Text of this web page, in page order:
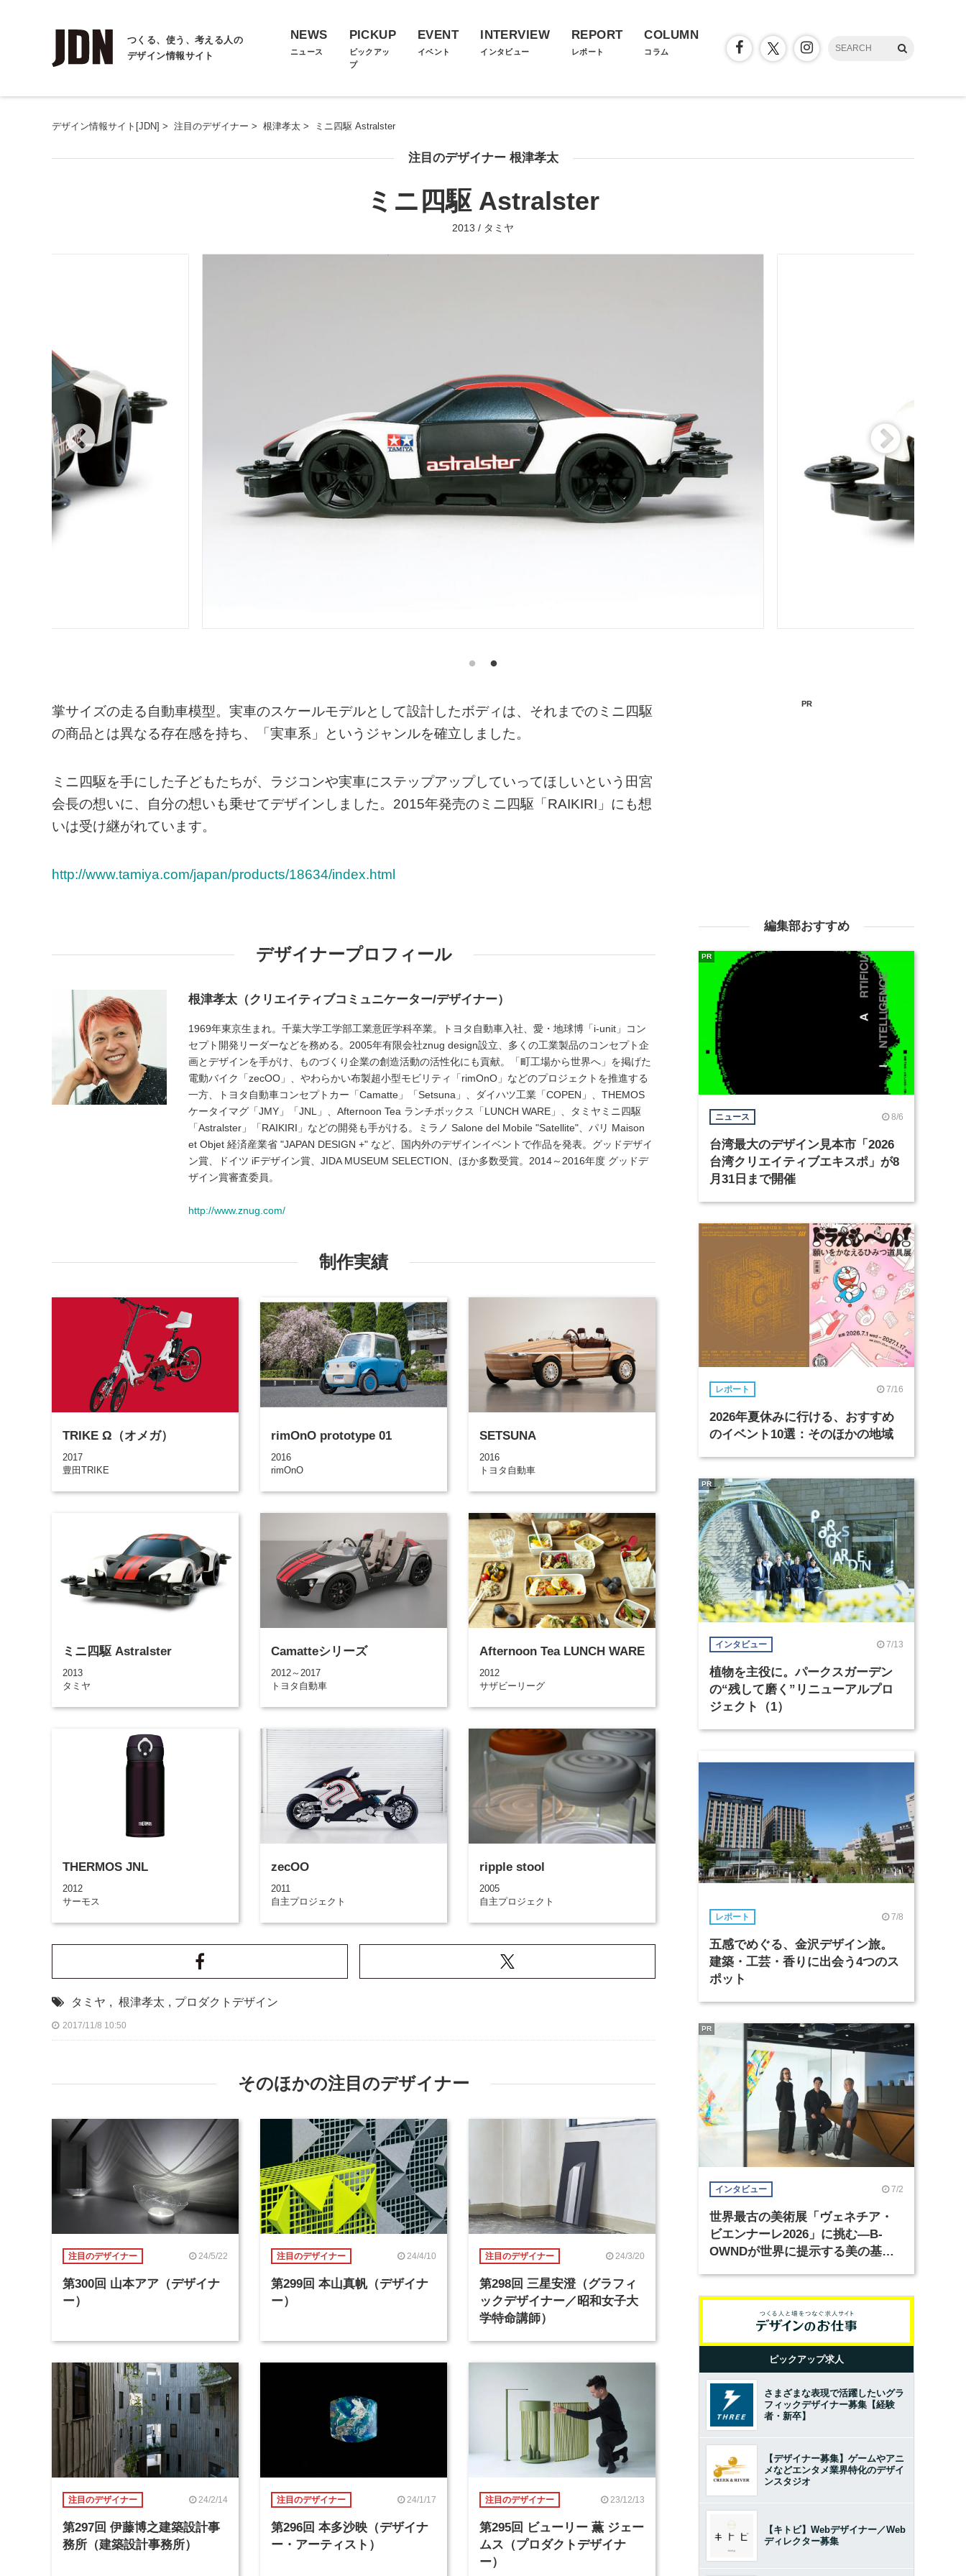
つくる、使う、考える人の
デザイン情報サイト
NEWS
ニュース
PICKUP
ピックアッ
プ
EVENT
イベント
INTERVIEW
インタビュー
REPORT
レポート
COLUMN
コラム
デザイン情報サイト[JDN] > 注目のデザイナー > 根津孝太 > ミニ四駆 Astralster
注目のデザイナー 根津孝太
ミニ四駆 Astralster
2013 / タミヤ
掌サイズの走る自動車模型。実車のスケールモデルとして設計したボディは、それまでのミニ四駆
の商品とは異なる存在感を持ち、「実車系」というジャンルを確立しました。
ミニ四駆を手にした子どもたちが、ラジコンや実車にステップアップしていってほしいという田宮
会長の想いに、自分の想いも乗せてデザインしました。2015年発売のミニ四駆「RAIKIRI」にも想
いは受け継がれています。
http://www.tamiya.com/japan/products/18634/index.html
デザイナープロフィール
根津孝太（クリエイティブコミュニケーター/デザイナー）
1969年東京生まれ。千葉大学工学部工業意匠学科卒業。トヨタ自動車入社、愛・地球博「i-unit」コン
セプト開発リーダーなどを務める。2005年有限会社znug design設立、多くの工業製品のコンセプト企
画とデザインを手がけ、ものづくり企業の創造活動の活性化にも貢献。「町工場から世界へ」を掲げた
電動バイク「zecOO」、やわらかい布製超小型モビリティ「rimOnO」などのプロジェクトを推進する
一方、トヨタ自動車コンセプトカー「Camatte」「Setsuna」、ダイハツ工業「COPEN」、THEMOS
ケータイマグ「JMY」「JNL」、Afternoon Tea ランチボックス「LUNCH WARE」、タミヤミニ四駆
「Astralster」「RAIKIRI」などの開発も手がける。ミラノ Salone del Mobile "Satellite"、パリ Maison
et Objet 経済産業省 "JAPAN DESIGN +" など、国内外のデザインイベントで作品を発表。グッドデザイ
ン賞、ドイツ iFデザイン賞、JIDA MUSEUM SELECTION、ほか多数受賞。2014～2016年度 グッドデ
ザイン賞審査委員。
http://www.znug.com/
制作実績
TRIKE Ω（オメガ）
2017
豊田TRIKE
rimOnO prototype 01
2016
rimOnO
SETSUNA
2016
トヨタ自動車
ミニ四駆 Astralster
2013
タミヤ
Camatteシリーズ
2012～2017
トヨタ自動車
Afternoon Tea LUNCH WARE
2012
サザビーリーグ
THERMOS JNL
2012
サーモス
zecOO
2011
自主プロジェクト
ripple stool
2005
自主プロジェクト
タミヤ , 根津孝太 , プロダクトデザイン
2017/11/8 10:50
そのほかの注目のデザイナー
注目のデザイナー 24/5/22
第300回 山本アア（デザイナ
ー）
注目のデザイナー 24/4/10
第299回 本山真帆（デザイナ
ー）
注目のデザイナー 24/3/20
第298回 三星安澄（グラフィ
ックデザイナー／昭和女子大
学特命講師）
注目のデザイナー 24/2/14
第297回 伊藤博之建築設計事
務所（建築設計事務所）
注目のデザイナー 24/1/17
第296回 本多沙映（デザイナ
ー・アーティスト）
注目のデザイナー 23/12/13
第295回 ビューリー 薫 ジェー
ムス（プロダクトデザイナ
ー）
PR
編集部おすすめ
ニュース 8/6
台湾最大のデザイン見本市「2026
台湾クリエイティブエキスポ」が8
月31日まで開催
PR
レポート 7/16
2026年夏休みに行ける、おすすめ
のイベント10選：そのほかの地域
インタビュー 7/13
植物を主役に。パークスガーデン
の“残して磨く”リニューアルプロ
ジェクト（1）
PR
レポート 7/8
五感でめぐる、金沢デザイン旅。
建築・工芸・香りに出会う4つのス
ポット
インタビュー 7/2
世界最古の美術展「ヴェネチア・
ビエンナーレ2026」に挑む―B-
OWNDが世界に提示する美の基準
PR
ピックアップ求人
さまざまな表現で活躍したいグラ
フィックデザイナー募集【経験
者・新卒】
【デザイナー募集】ゲームやアニ
メなどエンタメ業界特化のデザイ
ンスタジオ
【キトビ】Webデザイナー／Web
ディレクター募集